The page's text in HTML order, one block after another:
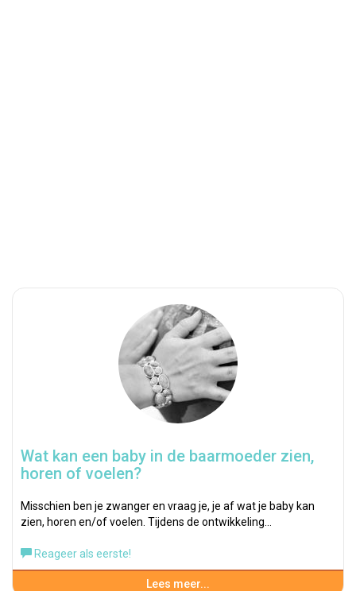
Wat kan een baby in de baarmoeder zien,
horen of voelen?
Misschien ben je zwanger en vraag je, je af wat je baby kan
zien, horen en/of voelen. Tijdens de ontwikkeling…
Reageer als eerste!
Lees meer...